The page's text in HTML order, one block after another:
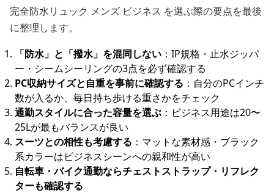
完全防水リュック メンズ ビジネス を選ぶ際の要点を最後
に整理します。
「防水」と「撥水」を混同しない ：IP規格・止水ジッパ
ー・シームシーリングの3点を必ず確認する
PC収納サイズと自重を事前に確認する ：自分のPCインチ
数が入るか、毎日持ち歩ける重さかをチェック
通勤スタイルに合った容量を選ぶ ：ビジネス用途は20〜
25Lが最もバランスが良い
スーツとの相性も考慮する ：マットな素材感・ブラック
系カラーはビジネスシーンへの親和性が高い
自転車・バイク通勤ならチェストストラップ・リフレク
ターも確認する